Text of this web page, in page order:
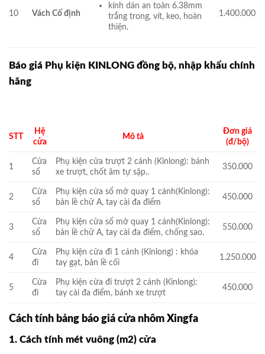
10 Vách Cố định
kính dán an toàn 6.38mm
trắng trong, vít, keo, hoàn
thiện.
1.400.000
Báo giá Phụ kiện KINLONG đồng bộ, nhập khẩu chính
hãng
STT
Hệ
cửa
Mô tả
Đơn giá
(đ/bộ)
1
Cửa
sổ
Phụ kiện cửa trượt 2 cánh (Kinlong): bánh
xe trượt, chốt âm tự sập..
350.000
2
Cửa
sổ
Phụ kiện cửa sổ mở quay 1 cánh(Kinlong):
bản lề chữ A, tay cài đa điểm
450.000
3
Cửa
sổ
Phụ kiện cửa sổ mở quay 1 cánh(Kinlong):
bản lề chữ A, tay cài đa điểm, chống sao.
550.000
4
Cửa
đi
Phụ kiện cửa đi 1 cánh (Kinlong) : khóa
tay gạt, bản lề cối
1.250.000
5
Cửa
đi
Phụ kiện cửa đi trượt 2 cánh (Kinlong):
tay cài đa điểm, bánh xe trượt
450.000
Cách tính bảng báo giá cửa nhôm Xingfa
1. Cách tính mét vuông (m2) cửa